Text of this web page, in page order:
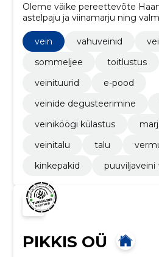
Oleme väike pereettevõte
astelpaju ja viinamarju ning
Veine saab osta nii koha pealt
pakume ka võimalust meid
kuidas elu veinitalus käib!
vein vahuveinid
sommeljee
toitlustus
veinituurid
e-pood
veinide degusteerimine
veiniköögi külastus
veinitalu
talu
kinkepakid
PIKKIS OÜ